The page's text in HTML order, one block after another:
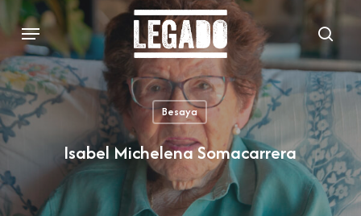
Skip
to
main
content
Menu
Besaya
Isabel Michelena Somacarrera